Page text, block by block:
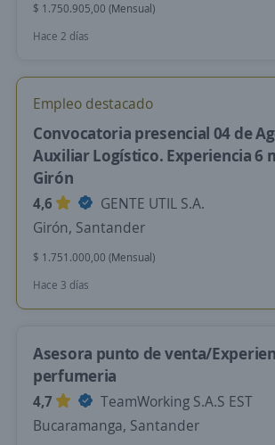
$ 1.750.905,00 (Mensual)
Hace 2 días
Empleo destacado
Convocatoria presencial 04 de
Auxiliar Logístico. Experiencia 6
Girón
4,6
GENTE UTIL S.A.
Girón, Santander
$ 1.751.000,00 (Mensual)
Hace 3 días
Asesora punto de venta/
perfumeria
4,7
TeamWorking S.A.S EST
Bucaramanga, Santander